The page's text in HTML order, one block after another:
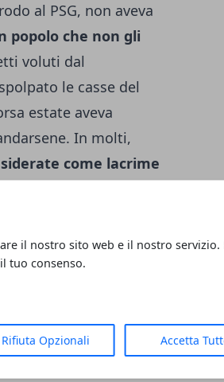
il nostro sito web e il nostro servizio.
tuo consenso.
Rifiuta Opzionali Accetta
al PSG, non aveva
popolo che non gli
voluti dal
le casse del
estate aveva
In molti,
come lacrime
non è da meno
in terra transalpina
Wijnaldum e la
fair play finanziario
tanto demonizzato la